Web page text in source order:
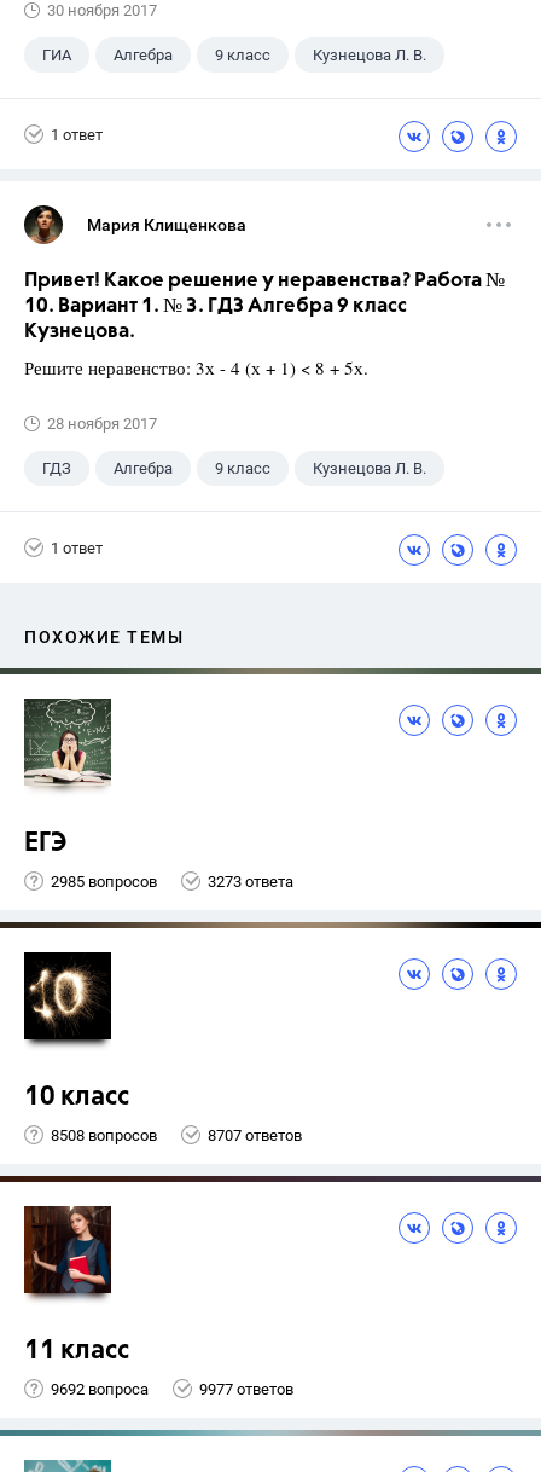
30 ноября 2017
ГИА Алгебра 9 класс Кузнецова Л. В.
1 ответ
Мария Клищенкова
Привет! Какое решение у неравенства? Работа №
10. Вариант 1. № 3. ГДЗ Алгебра 9 класс
Кузнецова.
Решите неравенство: 3х - 4 (х + 1) < 8 + 5х.
28 ноября 2017
ГДЗ Алгебра 9 класс Кузнецова Л. В.
1 ответ
ПОХОЖИЕ ТЕМЫ
ЕГЭ
2985 вопросов 3273 ответа
10 класс
8508 вопросов 8707 ответов
11 класс
9692 вопроса 9977 ответов